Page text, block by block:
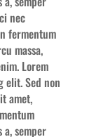
nec
fermentum
massa,
Lorem
elit. Sed non
amet,
semper